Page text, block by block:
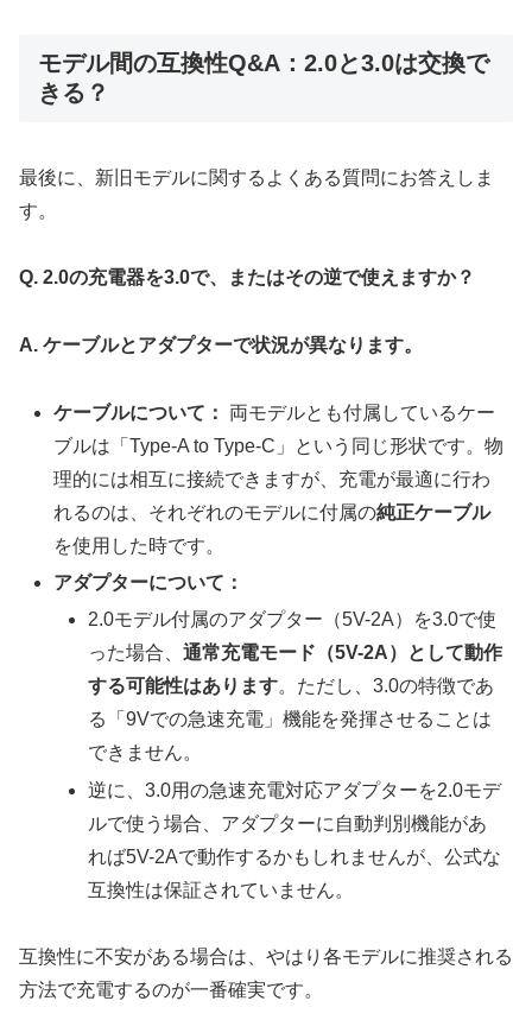
モデル間の互換性Q&A：2.0と3.0は交換で
きる？
最後に、新旧モデルに関するよくある質問にお答えしま
す。
Q. 2.0の充電器を3.0で、またはその逆で使えますか？
A. ケーブルとアダプターで状況が異なります。
ケーブルについて：
両モデルとも付属しているケー
ブルは「Type-A to Type-C」という同じ形状です。物
理的には相互に接続できますが、充電が最適に行わ
れるのは、それぞれのモデルに付属の純正ケーブル
を使用した時です。
アダプターについて：
2.0モデル付属のアダプター（5V-2A）を3.0で使
った場合、通常充電モード（5V-2A）として動作
する可能性はあります。ただし、3.0の特徴であ
る「9Vでの急速充電」機能を発揮させることは
できません。
逆に、3.0用の急速充電対応アダプターを2.0モデ
ルで使う場合、アダプターに自動判別機能があ
れば5V-2Aで動作するかもしれませんが、公式な
互換性は保証されていません。
互換性に不安がある場合は、やはり各モデルに推奨される
方法で充電するのが一番確実です。